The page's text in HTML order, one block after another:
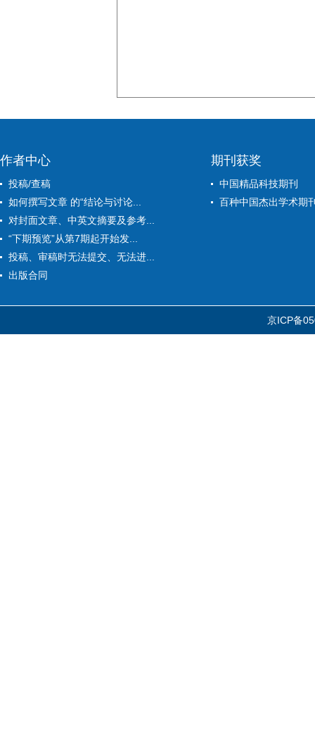
作者中心
投稿/查稿
如何撰写文章 的“结论与讨论...
对封面文章、中英文摘要及参考...
“下期预览”从第7期起开始发...
投稿、审稿时无法提交、无法进...
出版合同
期刊获奖
中国精品科技期刊
百种中国杰出学术期
京ICP备